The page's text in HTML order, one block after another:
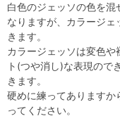
白色のジェッソの色を
なりますが、カラージ
きます。
カラージェッソは変色
ト(つや消し)な表現ので
きます。
硬めに練ってありますか
ってください。